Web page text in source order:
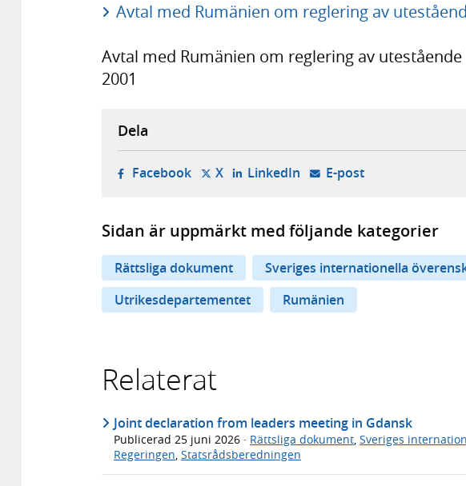
Avtal med Rumänien om reglering av
Avtal med Rumänien om reglering av
2001
Dela
Facebook- öppnas i ny flik, extern webbplats,
X- öppnas i ny flik, extern webbplats,
LinkedIn- öppnas i ny flik, extern
E-post- öppnar din e-
Sidan är uppmärkt med följande kategorier
Rättsliga dokument
Sveriges internationella
Utrikesdepartementet
Rumänien
Relaterat
Joint declaration from leaders meeting in Gdansk
Publicerad 25 juni 2026 · Rättsliga dokument Sveriges
Regeringen Statsrådsberedningen